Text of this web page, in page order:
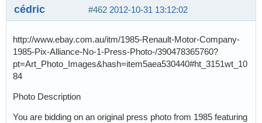
#462 2012-10-31 13:12:02
cédric
http://www.ebay.com.au/itm/1985-Renault-Motor-Company-
1985-Pix-Alliance-No-1-Press-Photo-/390478365760?
pt=Art_Photo_Images&hash=item5aea530440#ht_3151wt_10
84
Photo Description
You are bidding on an original press photo from 1985 featuring